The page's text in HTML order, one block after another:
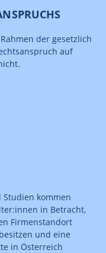
der gesetzlich
auf
kommen
in Betracht,
Firmenstandort
und eine
in Österreich